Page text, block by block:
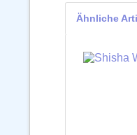
Ähnliche